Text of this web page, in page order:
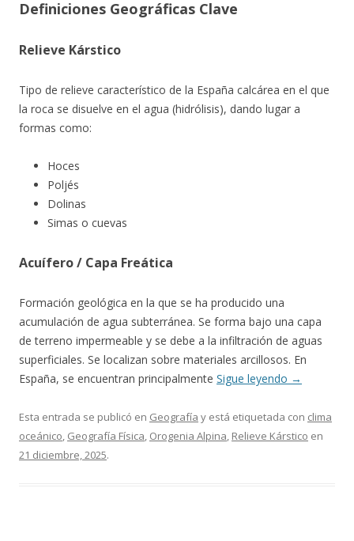
Definiciones Geográficas Clave
Relieve Kárstico
Tipo de relieve característico de la España calcárea en el que
la roca se disuelve en el agua (hidrólisis), dando lugar a
formas como:
Hoces
Poljés
Dolinas
Simas o cuevas
Acuífero / Capa Freática
Formación geológica en la que se ha producido una
acumulación de agua subterránea. Se forma bajo una capa
de terreno impermeable y se debe a la infiltración de aguas
superficiales. Se localizan sobre materiales arcillosos. En
España, se encuentran principalmente Sigue leyendo →
Esta entrada se publicó en Geografía y está etiquetada con clima
oceánico, Geografía Física, Orogenia Alpina, Relieve Kárstico en
21 diciembre, 2025.